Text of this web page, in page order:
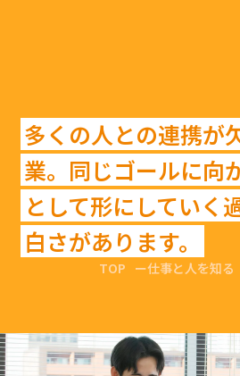
多くの人との連携が
業。同じゴールに向
として形にしていく
白さがあります。
TOP 仕事と人を知る